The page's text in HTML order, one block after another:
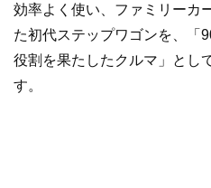
効率よく使い、ファミリーカ
た初代ステップワゴンを、「
役割を果たしたクルマ」とし
す。